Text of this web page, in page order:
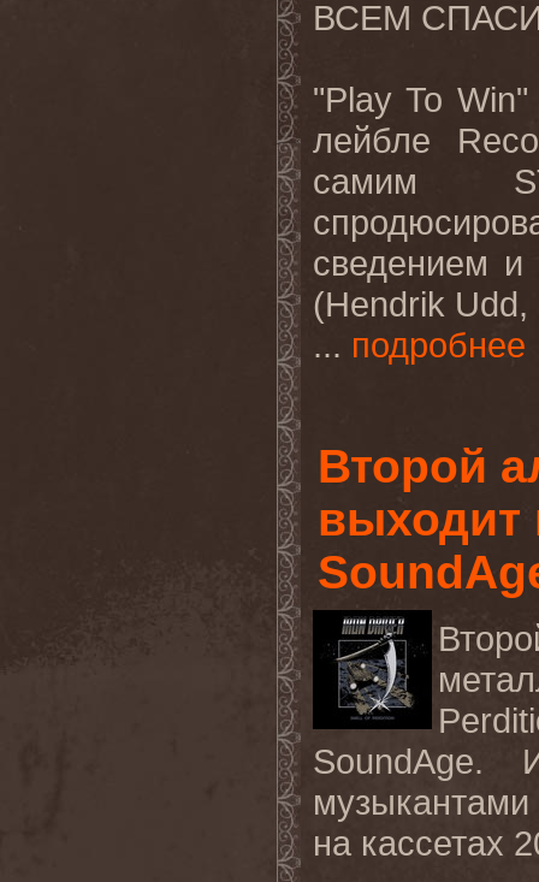
ВСЕМ
"Play To
лейбле
самим
сведением и
(Hendrik Udd,
... подробнее
Второй
выходит
SoundAge.
на кассетах